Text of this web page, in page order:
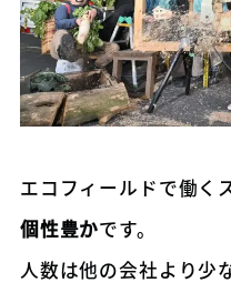
エコフィールドで働く
個性豊かです。
人数は他の会社より少